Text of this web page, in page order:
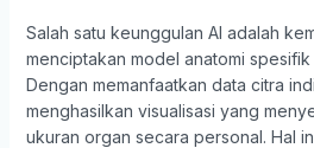
Salah satu keunggulan AI adalah
menciptakan model anatomi
Dengan memanfaatkan data citra
menghasilkan visualisasi yang
ukuran organ secara personal. Hal